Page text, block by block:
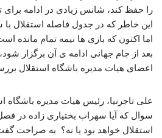
را حفظ کند، شانس زیادی در ادامه
این خاطر که در جدول فاصله استقلال
اما اکنون که بازی ها نیمه تمام مانده
بعد از جام جهانی ادامه ی آن برگزار
اعضای هیات مدیره باشگاه استقلال
علی تاجرنیا، رئیس هیات مدیره باشگاه
سوال که آیا سهراب بختیاری زاده در
استقلال خواهد بود یا نه؟ به صراحت